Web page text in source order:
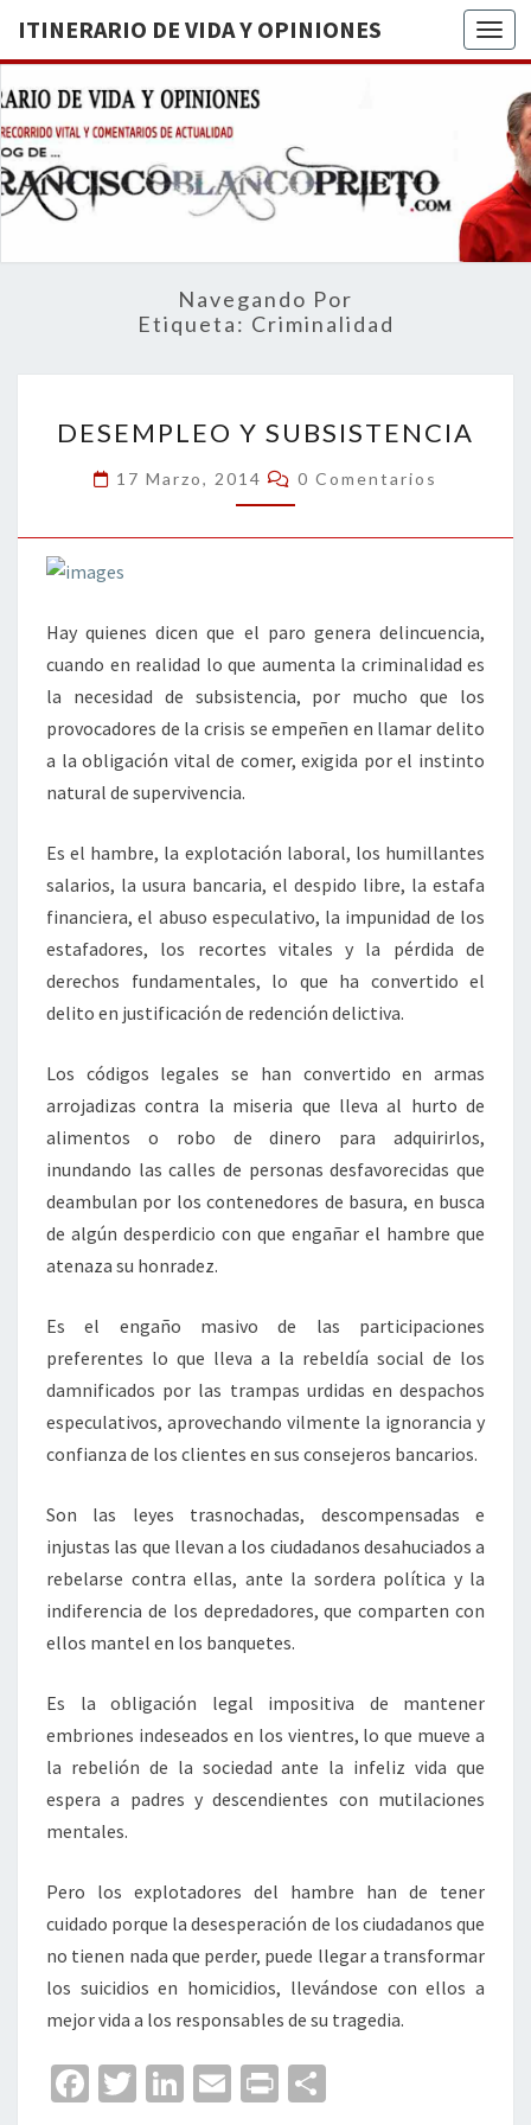
ITINERARIO DE VIDA Y OPINIONES
DE
BREVE
RECORRIDO
VITAL Y
ACTUALIDAD
Navegando Por
Etiqueta: Criminalidad
Y
SUBSISTENCIA
DESEMPLEO Y SUBSISTENCIA
17 Marzo, 2014 Comentarios
0 Comentarios
Hay quienes dicen que el paro genera delincuencia,
cuando en realidad lo que aumenta la criminalidad es
la necesidad de subsistencia, por mucho que los
provocadores de la crisis se empeñen en llamar delito
a la obligación vital de comer, exigida por el instinto
natural de supervivencia.
Es el hambre, la explotación laboral, los humillantes
salarios, la usura bancaria, el despido libre, la estafa
financiera, el abuso especulativo, la impunidad de los
estafadores, los recortes vitales y la pérdida de
derechos fundamentales, lo que ha convertido el
delito en justificación de redención delictiva.
Los códigos legales se han convertido en armas
arrojadizas contra la miseria que lleva al hurto de
alimentos o robo de dinero para adquirirlos,
inundando las calles de personas desfavorecidas que
deambulan por los contenedores de basura, en busca
de algún desperdicio con que engañar el hambre que
atenaza su honradez.
Es el engaño masivo de las participaciones
preferentes lo que lleva a la rebeldía social de los
damnificados por las trampas urdidas en despachos
especulativos, aprovechando vilmente la ignorancia y
confianza de los clientes en sus consejeros bancarios.
Son las leyes trasnochadas, descompensadas e
injustas las que llevan a los ciudadanos desahuciados a
rebelarse contra ellas, ante la sordera política y la
indiferencia de los depredadores, que comparten con
ellos mantel en los banquetes.
Es la obligación legal impositiva de mantener
embriones indeseados en los vientres, lo que mueve a
la rebelión de la sociedad ante la infeliz vida que
espera a padres y descendientes con mutilaciones
mentales.
Pero los explotadores del hambre han de tener
cuidado porque la desesperación de los ciudadanos que
no tienen nada que perder, puede llegar a transformar
los suicidios en homicidios, llevándose con ellos a
mejor vida a los responsables de su tragedia.
Fa T
Li
E
Pr